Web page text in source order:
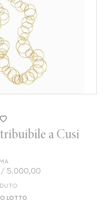
a Cusi
5.000,00
LOTTO